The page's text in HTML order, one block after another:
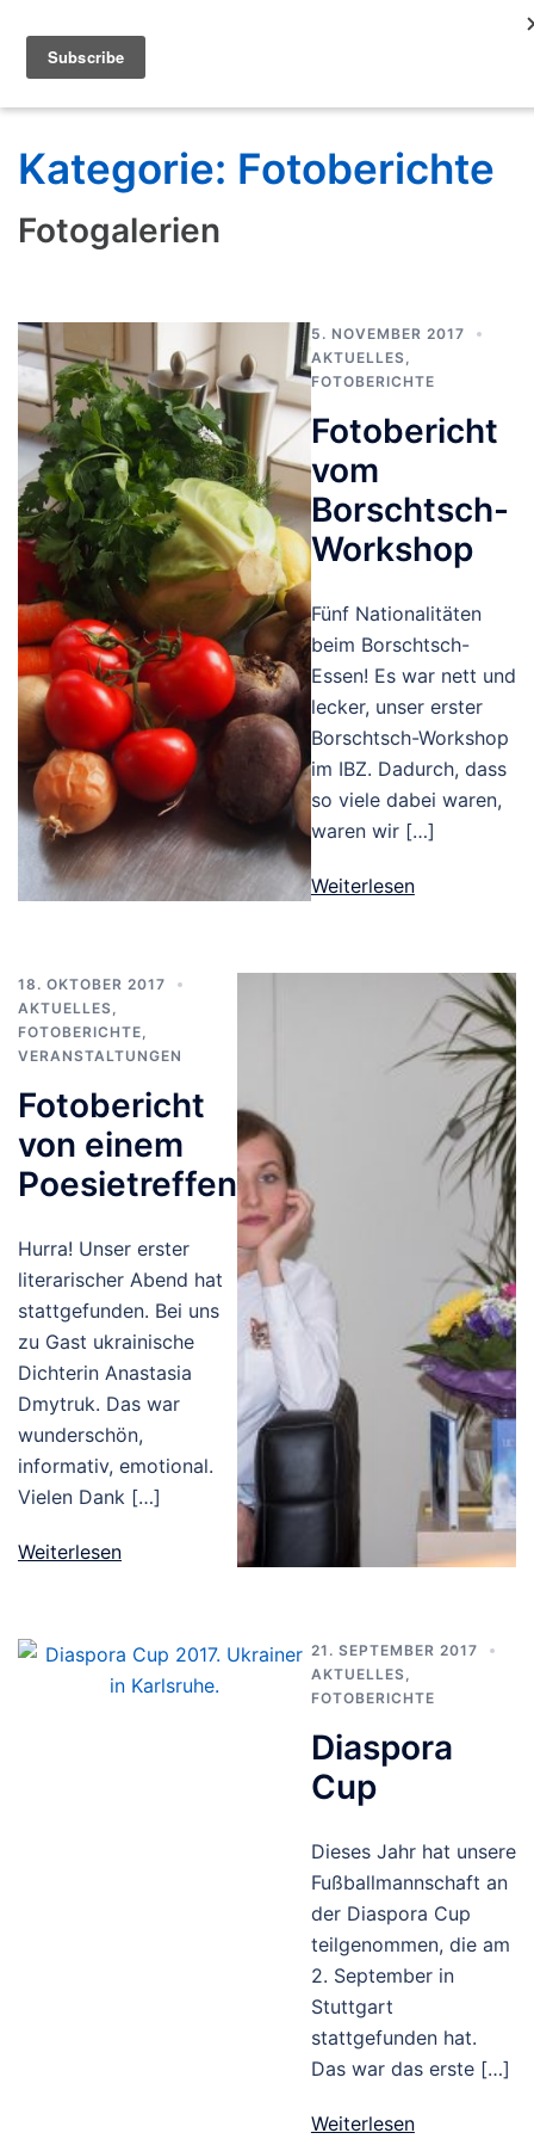
Kategorie: Fotoberichte
Fotogalerien
5. NOVEMBER 2017
AKTUELLES
FOTOBERICHTE
Fotobericht
vom
Borschtsch-
Workshop
Fünf Nationalitäten
beim Borschtsch-
Essen! Es war nett und
lecker, unser erster
Borschtsch-Workshop
im IBZ. Dadurch, dass
so viele dabei waren,
waren wir […]
Weiterlesen
18. OKTOBER 2017
AKTUELLES
FOTOBERICHTE
VERANSTALTUNGEN
Fotobericht
von einem
Poesietreffen
Hurra! Unser erster
literarischer Abend hat
stattgefunden. Bei uns
zu Gast ukrainische
Dichterin Anastasia
Dmytruk. Das war
wunderschön,
informativ, emotional.
Vielen Dank […]
Weiterlesen
21. SEPTEMBER 2017
AKTUELLES
FOTOBERICHTE
Diaspora
Cup
Dieses Jahr hat unsere
Fußballmannschaft an
der Diaspora Cup
teilgenommen, die am
2. September in
Stuttgart
stattgefunden hat.
Das war das erste […]
Weiterlesen